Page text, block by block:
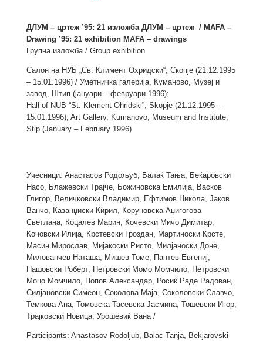
ДЛУМ – цртеж ’95: 21 изложба ДЛУМ – цртеж / MAFA –
Drawing ’95: 21 exhibition MAFA – drawings
Групна изложба / Group exhibition
Салон на НУБ „Св. Климент Охридски“, Скопје (21.12.1995
– 15.01.1996) / Уметничка галерија, Куманово, Музеј и
завод, Штип (јануари – февруари 1996);
Hall of NUB “St. Klement Ohridski”, Skopje (21.12.1995 –
15.01.1996); Art Gallery, Kumanovo, Museum and Institute,
Stip (January – February 1996)
Учесници: Анастасов Родољуб, Балаќ Тања, Беќаровски
Насо, Блажевски Трајче, Божиновска Емилија, Васков
Глигор, Величковски Владимир, Ефтимов Никола, Јаков
Ванчо, Казанџиски Кирил, Коруновска Аџигогова
Светлана, Коцалев Марин, Кочевски Мичо Димитар,
Кочовски Илија, Крстевски Гроздан, Мартиноски Крсте,
Масин Мирослав, Мијакоски Ристо, Милјаноски Доне,
Милованчев Наташа, Мишев Томе, Пантев Евгениј,
Пашовски Роберт, Петровски Момо Момчило, Петровски
Моцо Момчило, Попов Александар, Росиќ Раде Радован,
Силјановски Симеон, Соколова Маја, Соколовски Славчо,
Темкова Ана, Томовска Тасевска Јасмина, Тошевски Игор,
Трајковски Новица, Урошевиќ Вана /
Participants: Anastasov Rodoljub, Balac Tanja, Bekjarovski